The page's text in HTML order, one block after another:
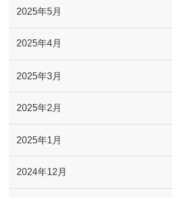
2025年5月
2025年4月
2025年3月
2025年2月
2025年1月
2024年12月